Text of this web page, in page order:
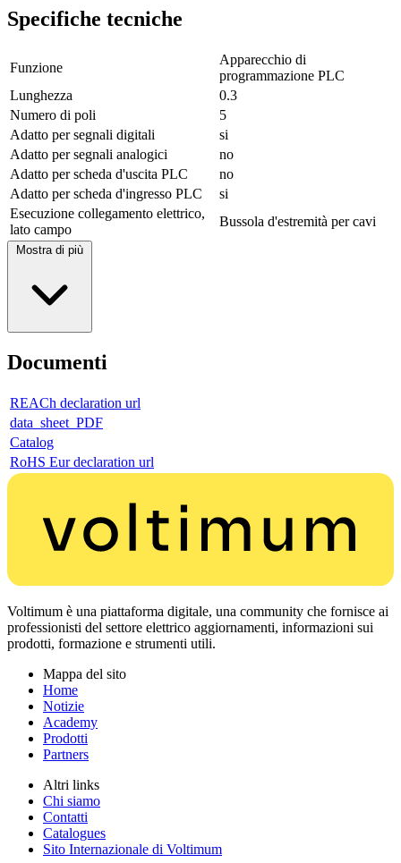
Specifiche tecniche
Funzione
Apparecchio di
programmazione PLC
Lunghezza
0.3
Numero di poli
5
Adatto per segnali digitali
si
Adatto per segnali analogici
no
Adatto per scheda d'uscita PLC
no
Adatto per scheda d'ingresso PLC
si
Esecuzione collegamento elettrico,
lato campo
Bussola d'estremità per cavi
Mostra di più
Documenti
REACh declaration url
data_sheet_PDF
Catalog
RoHS Eur declaration url
Voltimum è una piattaforma digitale, una community che fornisce ai
professionisti del settore elettrico aggiornamenti, informazioni sui
prodotti, formazione e strumenti utili.
Mappa del sito
Home
Notizie
Academy
Prodotti
Partners
Altri links
Chi siamo
Contatti
Catalogues
Sito Internazionale di Voltimum